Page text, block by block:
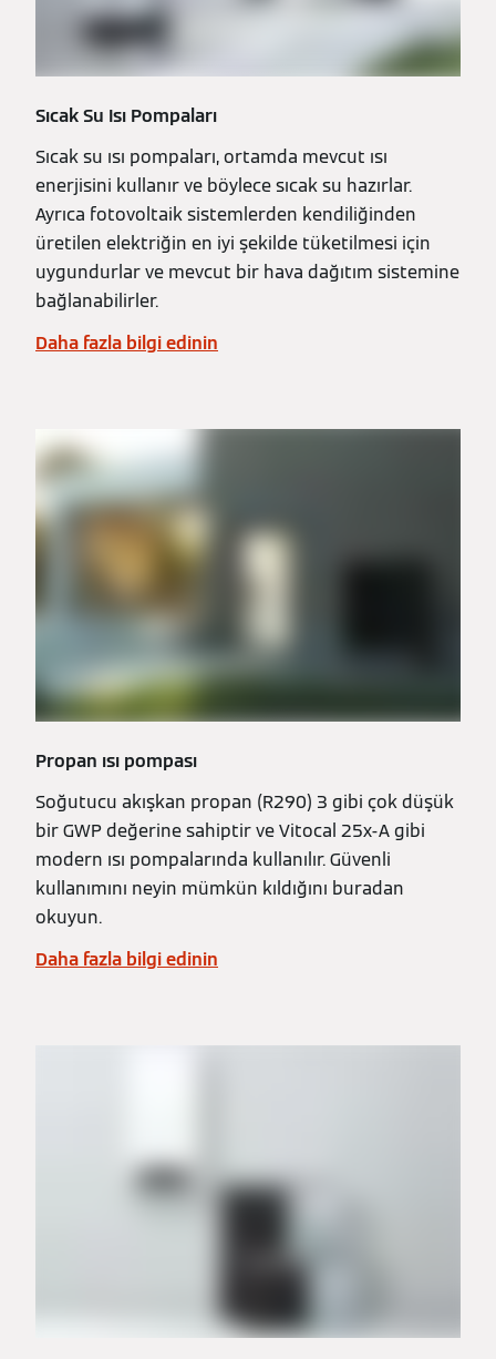
Sıcak Su Isı Pompaları
Sıcak su ısı pompaları, ortamda mevcut ısı
enerjisini kullanır ve böylece sıcak su hazırlar.
Ayrıca fotovoltaik sistemlerden kendiliğinden
üretilen elektriğin en iyi şekilde tüketilmesi için
uygundurlar ve mevcut bir hava dağıtım sistemine
bağlanabilirler.
Daha fazla bilgi edinin
Propan ısı pompası
Soğutucu akışkan propan (R290) 3 gibi çok düşük
bir GWP değerine sahiptir ve Vitocal 25x-A gibi
modern ısı pompalarında kullanılır. Güvenli
kullanımını neyin mümkün kıldığını buradan
okuyun.
Daha fazla bilgi edinin